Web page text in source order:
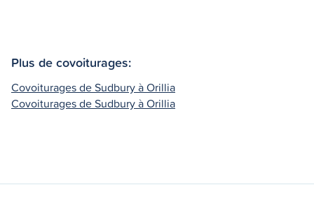
Plus de covoiturages:
Covoiturages de Sudbury à Orillia
Covoiturages de Sudbury à Orillia